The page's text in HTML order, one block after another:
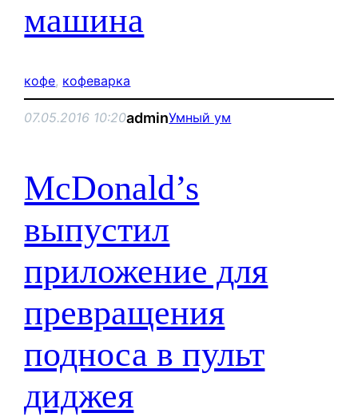
машина
кофе, кофеварка
07.05.2016 10:20adminУмный ум
McDonald’s
выпустил
приложение для
превращения
подноса в пульт
диджея